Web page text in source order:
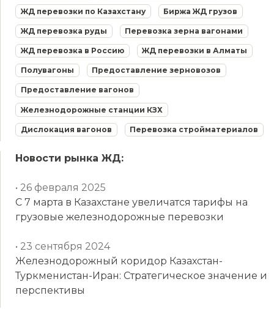
ЖД перевозки по Казахстану Биржа ЖД грузов
ЖД перевозка руды Перевозка зерна вагонами
ЖД перевозка в Россию ЖД перевозки в Алматы
Полувагоны Предоставление зерновозов
Предоставление вагонов
Железнодорожные станции КЗХ
Дислокация вагонов Перевозка стройматериалов
Новости рынка ЖД:
• 26 февраля 2025
С 7 марта в Казахстане увеличатся тарифы на
грузовые железнодорожные перевозки
• 23 сентября 2024
Железнодорожный коридор Казахстан-
Туркменистан-Иран: Стратегическое значение и
перспективы